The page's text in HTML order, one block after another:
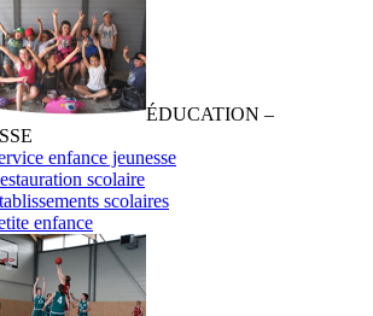
ÉDUCATION –
enfance jeunesse
scolaire
scolaires
enfance